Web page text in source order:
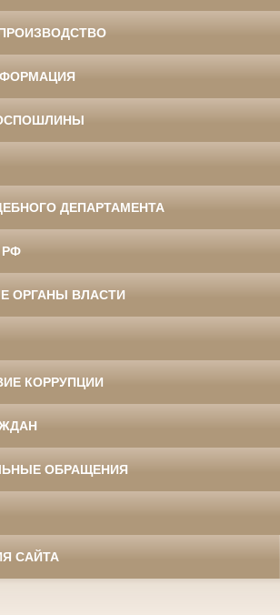
ДЕПАРТАМЕНТА
РФ
ОРГАНЫ ВЛАСТИ
КОРРУПЦИИ
ОБРАЩЕНИЯ
САЙТА